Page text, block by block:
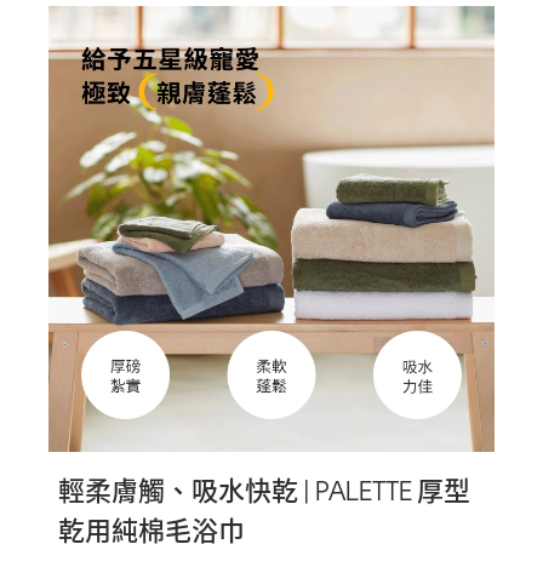
輕柔膚觸、吸水快乾 | PALETTE 厚型
乾用純棉毛浴巾